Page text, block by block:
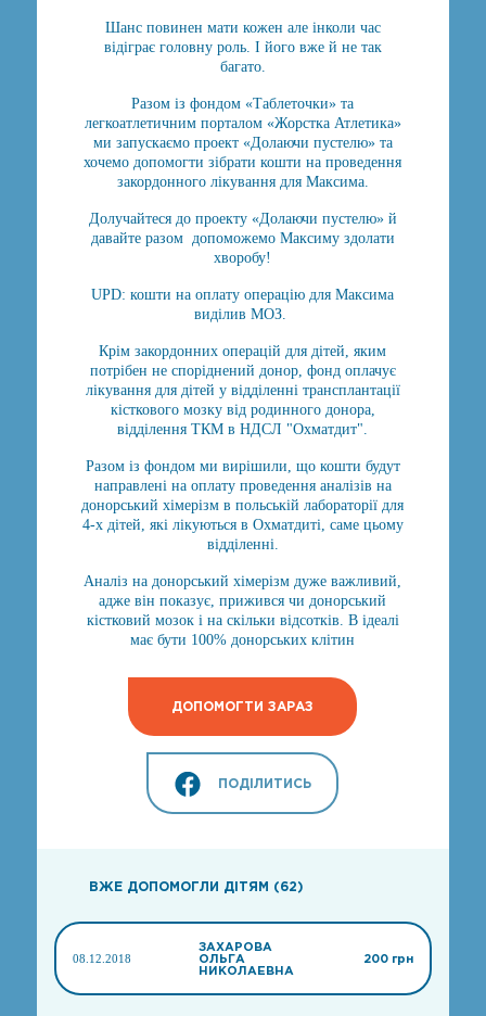
Шанс повинен мати кожен але інколи час
відіграє головну роль. І його вже й не так
багато.
Разом із фондом «Таблеточки» та
легкоатлетичним порталом «Жорстка Атлетика»
ми запускаємо проект «Долаючи пустелю» та
хочемо допомогти зібрати кошти на проведення
закордонного лікування для Максима.
Долучайтеся до проекту «Долаючи пустелю» й
давайте разом допоможемо Максиму здолати
хворобу!
UPD: кошти на оплату операцію для Максима
виділив МОЗ.
Крім закордонних операцій для дітей, яким
потрібен не споріднений донор, фонд оплачує
лікування для дітей у відділенні трансплантації
кісткового мозку від родинного донора,
відділення ТКМ в НДСЛ "Охматдит".
Разом із фондом ми вирішили, що кошти будут
направлені на оплату проведення аналізів на
донорський хімерізм в польській лабораторії для
4-х дітей, які лікуються в Охматдиті, саме цьому
відділенні.
Аналіз на донорський хімерізм дуже важливий,
адже він показує, прижився чи донорський
кістковий мозок і на скільки відсотків. В ідеалі
має бути 100% донорських клітин
ДОПОМОГТИ ЗАРАЗ
ПОДІЛИТИСЬ
ВЖЕ ДОПОМОГЛИ ДІТЯМ (62)
08.12.2018
ЗАХАРОВА
ОЛЬГА
НИКОЛАЕВНА
200 грн